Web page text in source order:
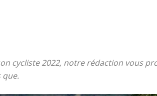
cycliste 2022, notre rédaction vous
que.